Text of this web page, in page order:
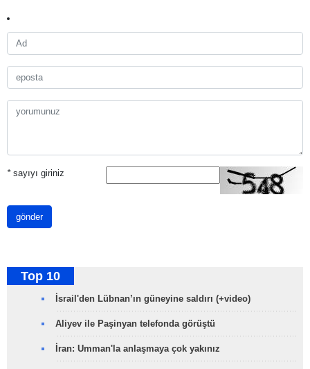
*sayıyı giriniz
gönder
Top 10
İsrail'den Lübnan’ın güneyine saldırı (+video)
Aliyev ile Paşinyan telefonda görüştü
İran: Umman'la anlaşmaya çok yakınız